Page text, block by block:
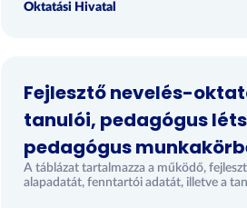
Oktatási Hivatal
Fejlesztő nevelés-
tanulói, pedagógus
pedagógus
A táblázat tartalmazza a működő,
alapadatát, fenntartói adatát, illetve a